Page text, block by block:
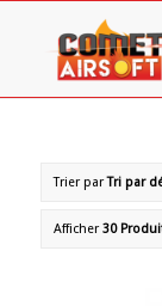
Trier parTri par
Afficher30